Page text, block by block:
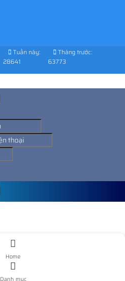
Tuần này:
28641
Tháng trước:
63773
Home
Danh mục